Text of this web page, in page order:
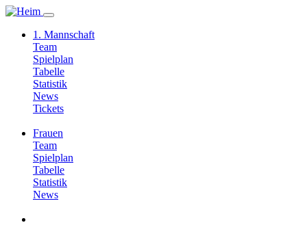
1. Mannschaft
Team
Spielplan
Tabelle
Statistik
News
Tickets
Frauen
Team
Spielplan
Tabelle
Statistik
News